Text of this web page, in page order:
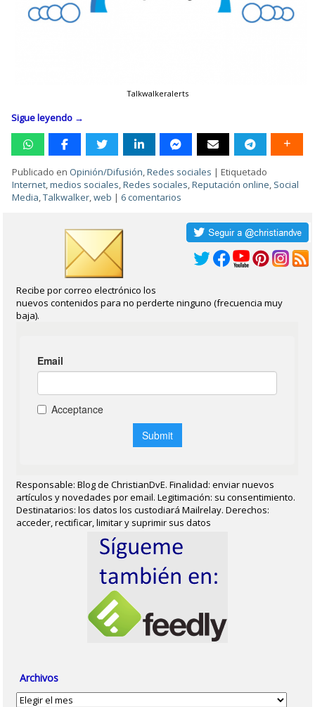
Talkwalkeralerts
Sigue leyendo →
Publicado en Opinión/Difusión,Redes sociales |Etiquetado
Internet,medios sociales,Redes sociales,Reputación online, Social
Media,Talkwalker,web | 6 comentarios
Recibe por correo electrónico los
nuevos contenidos para no perderte ninguno (frecuencia muy
baja).
Responsable: Blog de ChristianDvE. Finalidad: enviar nuevos
artículos y novedades por email. Legitimación: su consentimiento.
Destinatarios: los datos los custodiará Mailrelay. Derechos:
acceder, rectificar, limitar y suprimir sus datos
Archivos
Archivos